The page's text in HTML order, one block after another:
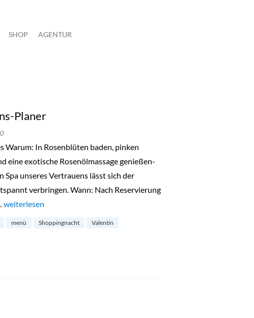
SHOP AGENTUR
Planer
Warum: In Rosenblüten baden, pinken
eine exotische Rosenölmassage genießen-
Spa unseres Vertrauens lässt sich der
verbringen. Wann: Nach Reservierung
„Goldstück Valentins-Planer“
weiterlesen
menü Shoppingnacht
Valentin